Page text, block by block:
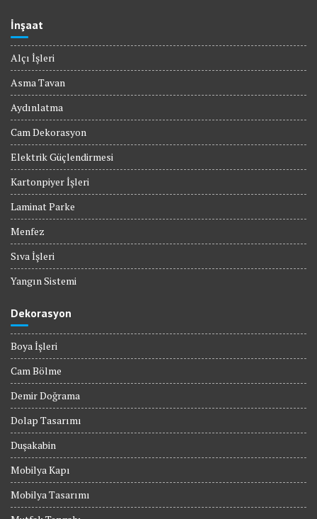
İnşaat
Alçı İşleri
Asma Tavan
Aydınlatma
Cam Dekorasyon
Elektrik Güçlendirmesi
Kartonpiyer İşleri
Laminat Parke
Menfez
Sıva İşleri
Yangın Sistemi
Dekorasyon
Boya İşleri
Cam Bölme
Demir Doğrama
Dolap Tasarımı
Duşakabin
Mobilya Kapı
Mobilya Tasarımı